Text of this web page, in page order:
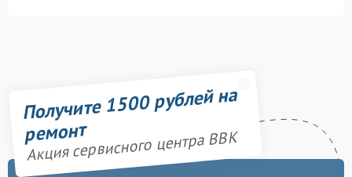
Получите 1500 рублей на
ремонт
Акция сервисного центра BBK